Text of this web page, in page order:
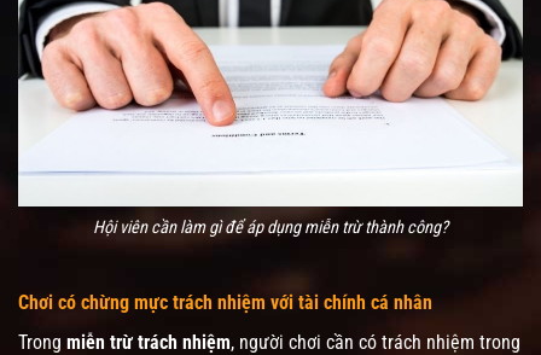
Hội viên cần làm gì để áp dụng miễn trừ thành công?
Chơi có chừng mực trách nhiệm với tài chính cá nhân
Trong miễn trừ trách nhiệm, người chơi cần có trách nhiệm trong